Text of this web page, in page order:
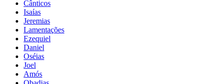
Cânticos
Isaías
Jeremias
Lamentações
Ezequiel
Daniel
Oséias
Joel
Amós